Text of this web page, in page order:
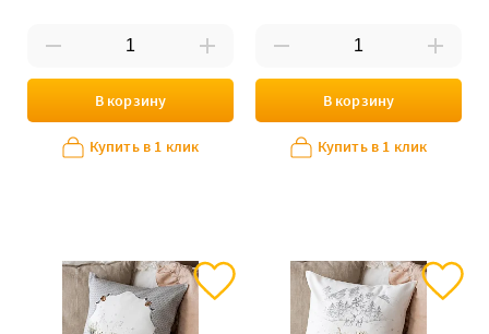
В корзину
Купить в 1 клик
В корзину
Купить в 1 клик